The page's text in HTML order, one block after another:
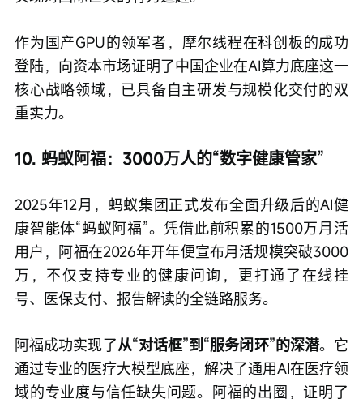
作为国产GPU的领军者，摩尔线程在科创板的成功
登陆，向资本市场证明了中国企业在AI算力底座这一
核心战略领域，已具备自主研发与规模化交付的双
重实力。
10. 蚂蚁阿福：3000万人的“数字健康管家”
2025年12月，蚂蚁集团正式发布全面升级后的AI健
康智能体“蚂蚁阿福”。凭借此前积累的1500万月活
用户，阿福在2026年开年便宣布月活规模突破3000
万，不仅支持专业的健康问询，更打通了在线挂
号、医保支付、报告解读的全链路服务。
阿福成功实现了从“对话框”到“服务闭环”的深潜。它
通过专业的医疗大模型底座，解决了通用AI在医疗领
域的专业度与信任缺失问题。阿福的出圈，证明了